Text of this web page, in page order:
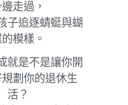
走過，
子追逐蜻蜓與蝴
模樣。
就是不是讓你開
劃你的退休生
活？